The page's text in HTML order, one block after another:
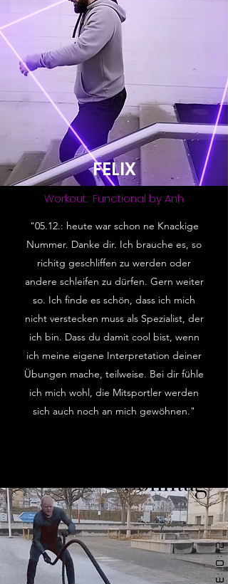
FELIX
Workout: Functional by Anh
"05.12.: heute war schon ne Knackige
Nummer. Danke dir. Ich brauche es, so
richitg geschliffen zu werden oder
andere schleifen zu dürfen. Gern weiter
so. Ich finde es schön, dass ich mich
nicht verstecken muss als Spezialist, der
ich bin. Dass du damit cool bist, wenn
ich meine eigene Interpretation deiner
Übungen mache, teilweise. Bei dir fühle
ich mich wohl, die Mitsportler werden
sich auch noch an mich gewöhnen."